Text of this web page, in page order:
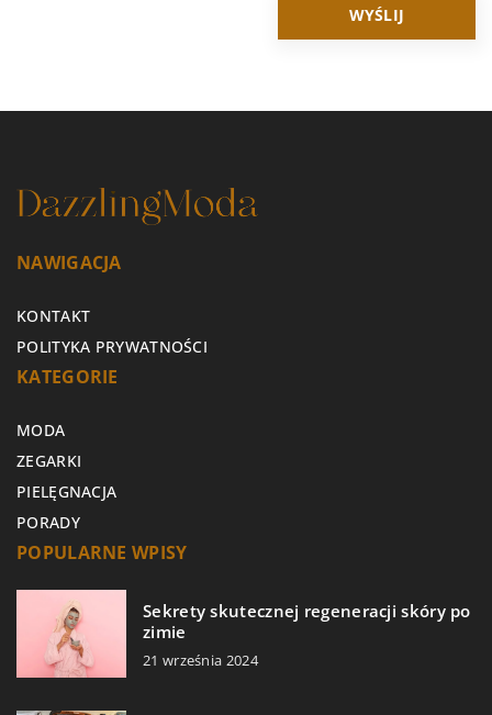
NAWIGACJA
KONTAKT
POLITYKA PRYWATNOŚCI
KATEGORIE
MODA
ZEGARKI
PIELĘGNACJA
PORADY
POPULARNE WPISY
Sekrety skutecznej regeneracji skóry po
zimie
21 września 2024